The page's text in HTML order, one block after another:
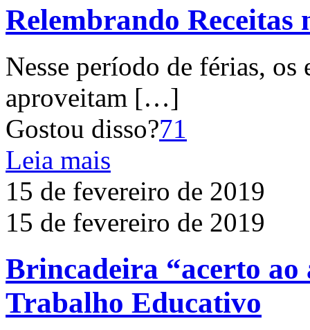
Relembrando
Nesse período de férias,
aproveitam […]
Gostou disso?71
Leia mais
15 de fevereiro de 2019
15 de fevereiro de 2019
Brincadeira “acerto ao
Trabalho Educativo